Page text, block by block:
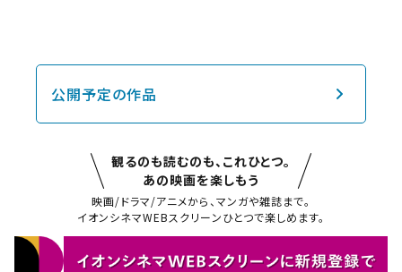
閉じる
お近くの劇場から選ぶ
公開予定の作品
観るのも読むのも、これひとつ。
あの映画を楽しもう
映画/ドラマ/アニメから、マンガや雑誌まで。
イオンシネマWEBスクリーンひとつで楽しめます。